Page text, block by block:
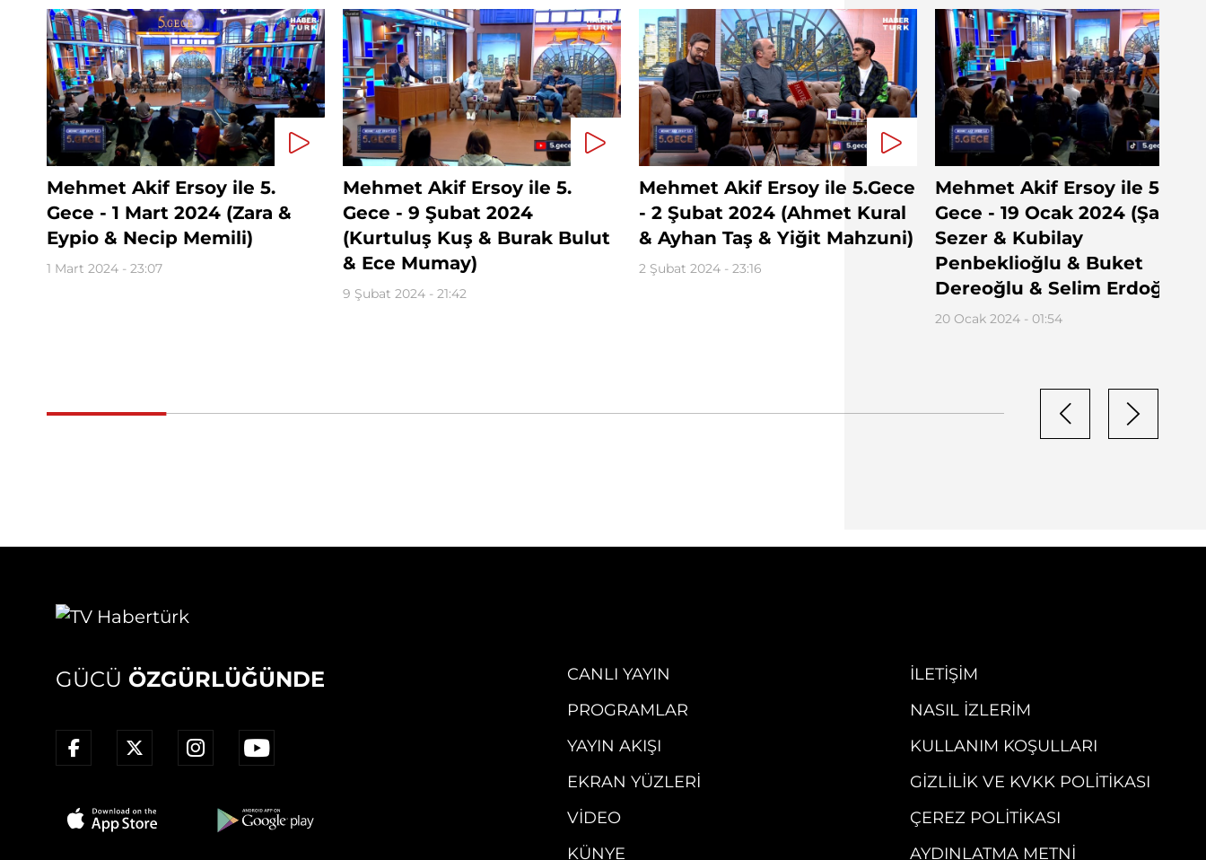
Mehmet Akif Ersoy ile 5.
Gece - 1 Mart 2024 (Zara &
Eypio & Necip Memili)
1 Mart 2024 - 23:07
Mehmet Akif Ersoy ile 5.
Gece - 9 Şubat 2024
(Kurtuluş Kuş & Burak Bulut
& Ece Mumay)
9 Şubat 2024 - 21:42
Mehmet Akif Ersoy ile 5.Gece
- 2 Şubat 2024 (Ahmet Kural
& Ayhan Taş & Yiğit Mahzuni)
2 Şubat 2024 - 23:16
Mehmet Akif Ersoy ile 5.
Gece - 19 Ocak 2024 (Şafak
Sezer & Kubilay
Penbeklioğlu & Buket
Dereoğlu & Selim Erdoğan)
20 Ocak 2024 - 01:54
GÜCÜ ÖZGÜRLÜĞÜNDE
CANLI YAYIN
PROGRAMLAR
YAYIN AKIŞI
EKRAN YÜZLERI
VIDEO
KÜNYE
İLETIŞIM
NASIL İZLERIM
KULLANIM KOŞULLARI
GIZLILIK VE KVKK POLITIKASI
ÇEREZ POLITIKASI
AYDINLATMA METNI